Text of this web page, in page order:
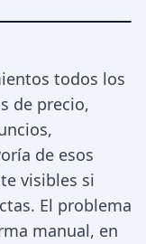
todos los
de precio,
de esos
visibles si
El problema
manual, en